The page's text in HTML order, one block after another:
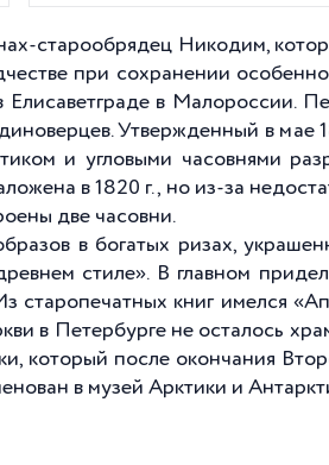
старообрядец Никодим,
при сохранении
Елисаветграде в Малороссии.
Утвержденный в мае
и угловыми часовнями
в1820 г., но из-за
две часовни.
в богатых ризах,
стиле». В главном
старопечатных книг имелся
в Петербурге не осталось
который после окончания
в музей Арктики и